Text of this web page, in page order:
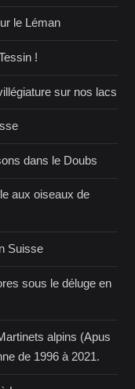
le Léman
!
sur nos lacs
dans le Doubs
aux oiseaux de
Suisse
sous le déluge en
alpins (Apus
de 1996 à 2021.